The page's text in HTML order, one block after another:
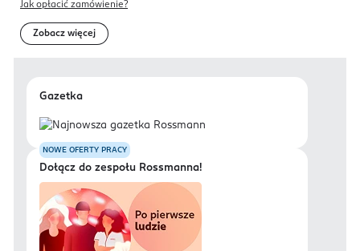
Jak opłacić zamówienie?
Zobacz więcej
Gazetka
NOWE OFERTY PRACY
Dołącz do zespołu Rossmanna!